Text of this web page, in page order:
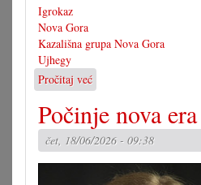
Igrokaz
Nova Gora
Kazališna grupa Nova Gora
Ujhegy
Pročitaj već
Uj
kako
je
nastala
Nova
Gora
Počinje nova
čet, 18/06/2026 - 09:38